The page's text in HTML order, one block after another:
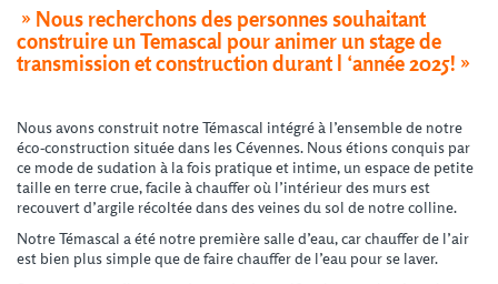
» Nous recherchons des personnes souhaitant
construire un Temascal pour animer un stage de
transmission et construction durant l ‘année 2025! »
Nous avons construit notre Témascal intégré à l’ensemble de notre
éco-construction située dans les Cévennes. Nous étions conquis par
ce mode de sudation à la fois pratique et intime, un espace de petite
taille en terre crue, facile à chauffer où l’intérieur des murs est
recouvert d’argile récoltée dans des veines du sol de notre colline.
Notre Témascal a été notre première salle d’eau, car chauffer de l’air
est bien plus simple que de faire chauffer de l’eau pour se laver.